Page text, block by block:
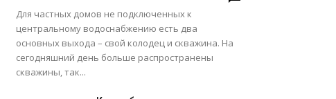
Для частных домов не подключенных к
центральному водоснабжению есть два
основных выхода – свой колодец и скважина. На
сегодняшний день больше распространены
скважины, так...